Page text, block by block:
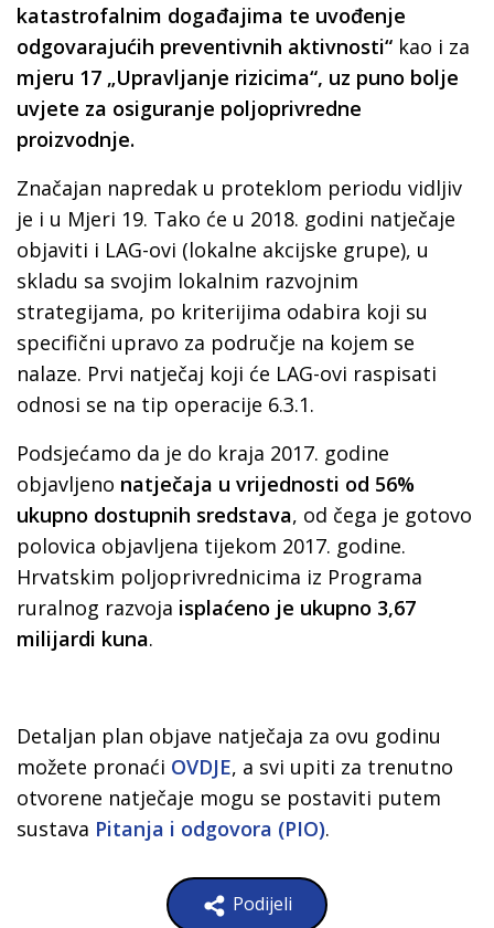
katastrofalnim događajima te uvođenje
odgovarajućih preventivnih aktivnosti“ kao i za
mjeru 17 „Upravljanje rizicima“, uz puno bolje
uvjete za osiguranje poljoprivredne
proizvodnje.
Značajan napredak u proteklom periodu vidljiv
je i u Mjeri 19. Tako će u 2018. godini natječaje
objaviti i LAG-ovi (lokalne akcijske grupe), u
skladu sa svojim lokalnim razvojnim
strategijama, po kriterijima odabira koji su
specifični upravo za područje na kojem se
nalaze. Prvi natječaj koji će LAG-ovi raspisati
odnosi se na tip operacije 6.3.1.
Podsjećamo da je do kraja 2017. godine
objavljeno natječaja u vrijednosti od 56%
ukupno dostupnih sredstava, od čega je gotovo
polovica objavljena tijekom 2017. godine.
Hrvatskim poljoprivrednicima iz Programa
ruralnog razvoja isplaćeno je ukupno 3,67
milijardi kuna.
Detaljan plan objave natječaja za ovu godinu
možete pronaći OVDJE, a svi upiti za trenutno
otvorene natječaje mogu se postaviti putem
sustava Pitanja i odgovora (PIO).
Podijeli